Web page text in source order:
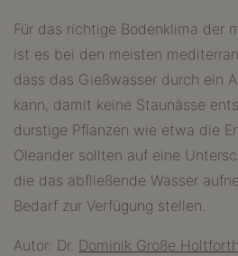
Für das richtige Bodenklima der
ist es bei den meisten
dass das Gießwasser durch ein
kann, damit keine Staunässe
durstige Pflanzen wie etwa die
Oleander sollten auf eine
die das abfließende Wasser
Bedarf zur Verfügung stellen.
Autor: Dr. Dominik Große Holtforth